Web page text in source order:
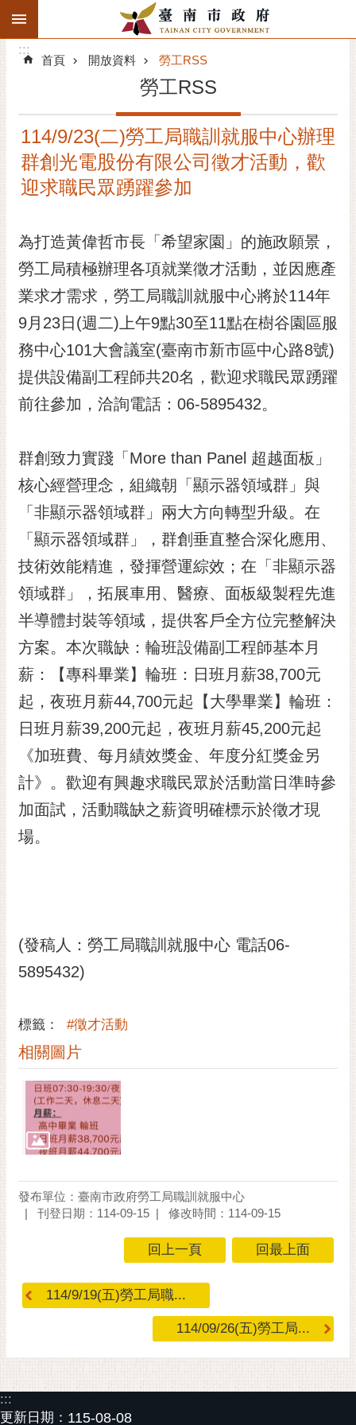
跳到主要內容區塊
搜
階
精彩府城
市府動態
市政資訊
市民互動
黃
偉
哲
光
花
祭
網
站
導
覽
訂
閱
RSS
閱
電
子
報
English
日
語
隱
私
策
網
開
放
府
交
:::
:::
首頁 開放資料 勞工RSS
勞工RSS
114/9/23(二)勞工局職訓就服中心辦理
群創光電股份有限公司徵才活動，歡
迎求職民眾踴躍參加
為打造黃偉哲市長「希望家園」的施政願景，
勞工局積極辦理各項就業徵才活動，並因應產
業求才需求，勞工局職訓就服中心將於114年
9月23日(週二)上午9點30至11點在樹谷園區服
務中心101大會議室(臺南市新市區中心路8號)
提供設備副工程師共20名，歡迎求職民眾踴躍
前往參加，洽詢電話：06-5895432。
群創致力實踐「More than Panel 超越面板」
核心經營理念，組織朝「顯示器領域群」與
「非顯示器領域群」兩大方向轉型升級。在
「顯示器領域群」，群創垂直整合深化應用、
技術效能精進，發揮營運綜效；在「非顯示器
領域群」，拓展車用、醫療、面板級製程先進
半導體封裝等領域，提供客戶全方位完整解決
方案。本次職缺：輪班設備副工程師基本月
薪：【專科畢業】輪班：日班月薪38,700元
起，夜班月薪44,700元起【大學畢業】輪班：
日班月薪39,200元起，夜班月薪45,200元起
《加班費、每月績效獎金、年度分紅獎金另
計》。歡迎有興趣求職民眾於活動當日準時參
加面試，活動職缺之薪資明確標示於徵才現
場。
(發稿人：勞工局職訓就服中心 電話06-
5895432)
標籤： #徵才活動
相關圖片
發布單位：臺南市政府勞工局職訓就服中心
刊登日期：114-09-15
修改時間：114-09-15
回上一頁 回最上面
114/9/19(五)勞工局職...
114/09/26(五)勞工局...
:::
更新日期： 115-08-08